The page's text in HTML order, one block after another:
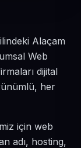
Alaçam
Web
dijital
her
için web
adı, hosting,